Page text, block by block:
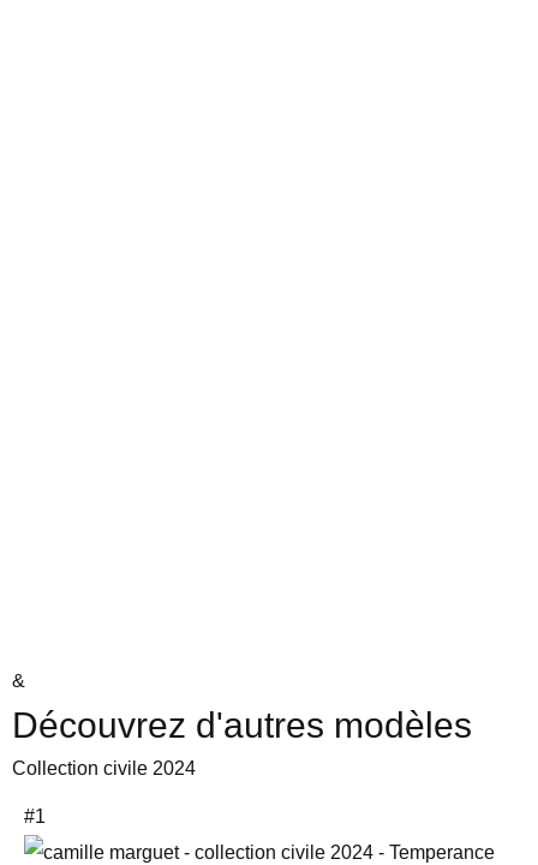
&
Découvrez d'autres modèles
Collection civile 2024
#1